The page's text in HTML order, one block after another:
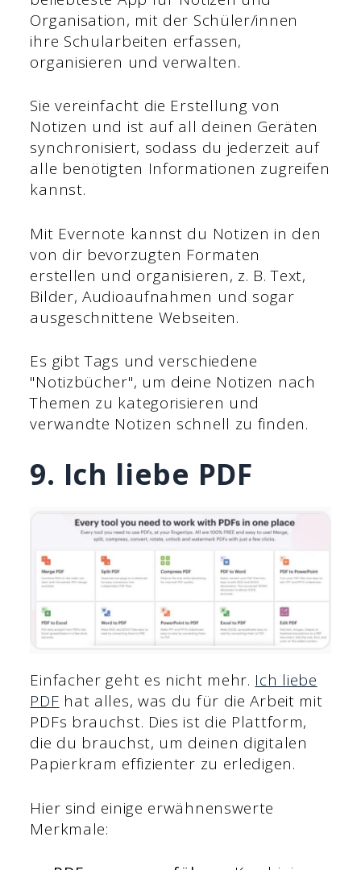
Organisation, mit der Schüler/innen
ihre Schularbeiten erfassen,
organisieren und verwalten.
Sie vereinfacht die Erstellung von
Notizen und ist auf all deinen Geräten
synchronisiert, sodass du jederzeit auf
alle benötigten Informationen zugreifen
kannst.
Mit Evernote kannst du Notizen in den
von dir bevorzugten Formaten
erstellen und organisieren, z. B. Text,
Bilder, Audioaufnahmen und sogar
ausgeschnittene Webseiten.
Es gibt Tags und verschiedene
"Notizbücher", um deine Notizen nach
Themen zu kategorisieren und
verwandte Notizen schnell zu finden.
9. Ich liebe PDF
Einfacher geht es nicht mehr. Ich liebe
PDF hat alles, was du für die Arbeit mit
PDFs brauchst. Dies ist die Plattform,
die du brauchst, um deinen digitalen
Papierkram effizienter zu erledigen.
Hier sind einige erwähnenswerte
Merkmale: